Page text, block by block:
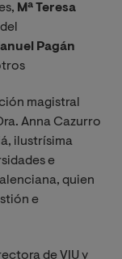
Mª Teresa
Pagán
magistral
Anna Cazurro
ilustrísima
e
quien
e
de VIU y